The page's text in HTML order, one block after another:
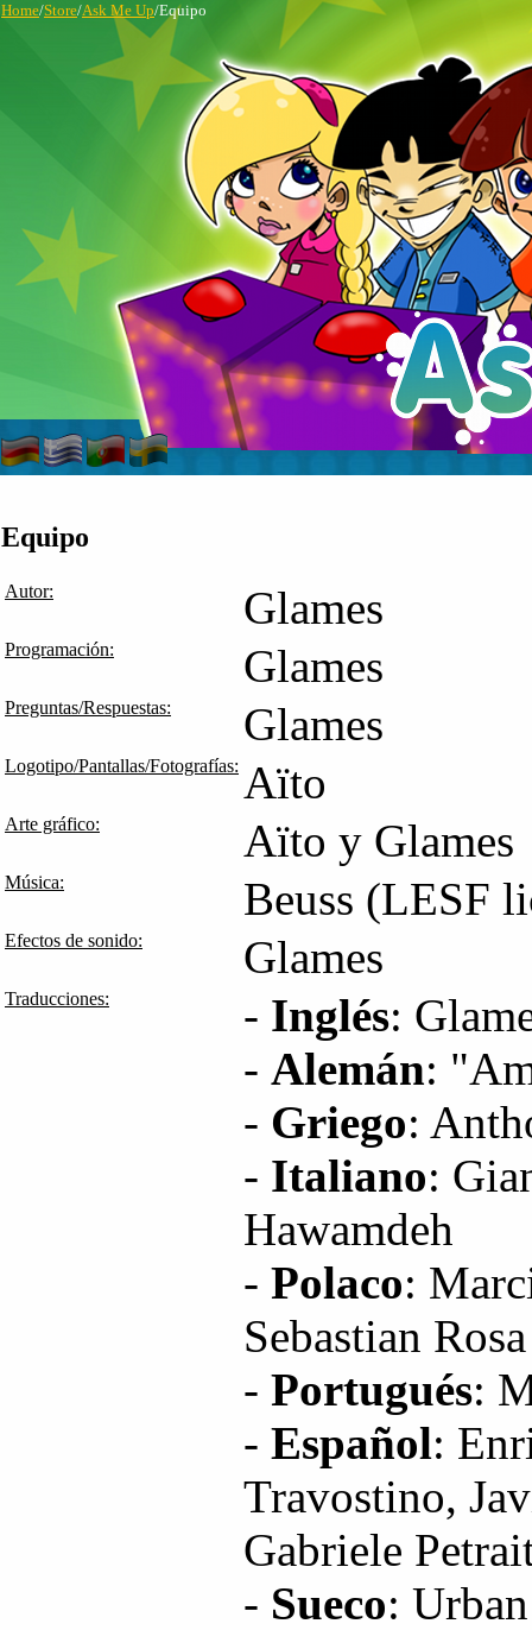
Home/Store/Ask Me Up/Equipo
Equipo
Autor: Glames
Programación: Glames
Preguntas/Respuestas: Glames
Logotipo/Pantallas/Fotografías: Aïto
Arte gráfico: Aïto y Glames
Música: Beuss (LESF
Efectos de sonido: Glames
Traducciones: - Inglés:
- Alemán:
- Griego:
- Italiano:
Hawamdeh
- Polaco:
Sebastian Rosa
- Portugués:
- Español:
Travostino,
Gabriele
- Sueco: